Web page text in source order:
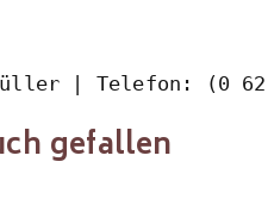
| Telefon: (0 62
gefallen